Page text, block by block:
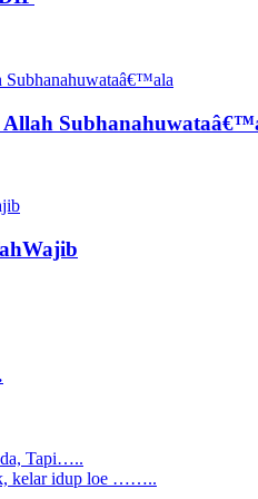
Tapi…..
kelar idup loe ……..